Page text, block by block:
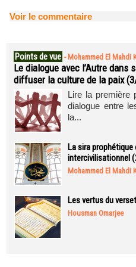
Voir le commentaire
Points de vue - Mohammed El Mahdi
Le dialogue avec l’Autre dans
diffuser la culture de la paix
Lire la première
dialogue entre
la...
La sira
intercivilisationnel
Mohammed El Mahdi
Les vertus du
Housman Omarjee